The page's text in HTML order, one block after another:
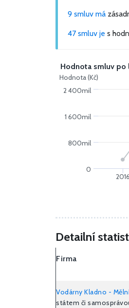
9 smluv má
47 smluv je s
Hodnota (Kč)
2016
0
800mil
1 600mil
2 400mil
Detailní
Firma
Vodárny Kladno -
státem či